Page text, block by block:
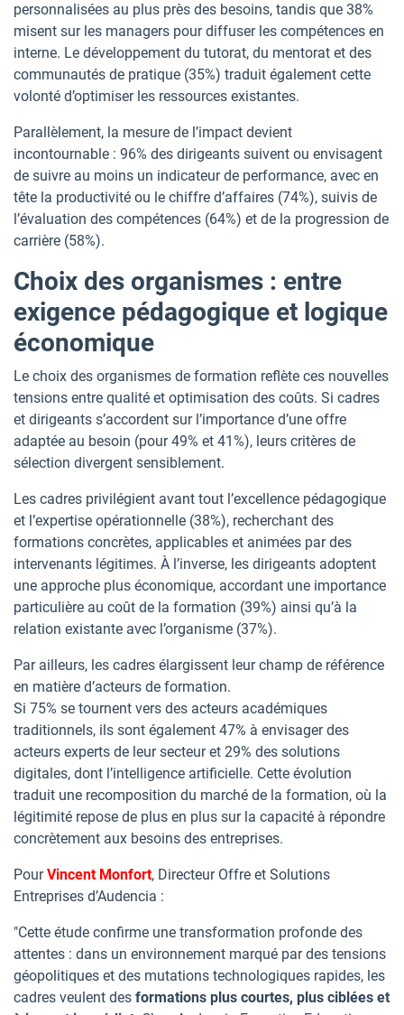
personnalisées au plus près des besoins, tandis que 38%
misent sur les managers pour diffuser les compétences en
interne. Le développement du tutorat, du mentorat et des
communautés de pratique (35%) traduit également cette
volonté d’optimiser les ressources existantes.
Parallèlement, la mesure de l’impact devient
incontournable : 96% des dirigeants suivent ou envisagent
de suivre au moins un indicateur de performance, avec en
tête la productivité ou le chiffre d’affaires (74%), suivis de
l’évaluation des compétences (64%) et de la progression de
carrière (58%).
Choix des organismes : entre
exigence pédagogique et logique
économique
Le choix des organismes de formation reflète ces nouvelles
tensions entre qualité et optimisation des coûts. Si cadres
et dirigeants s’accordent sur l’importance d’une offre
adaptée au besoin (pour 49% et 41%), leurs critères de
sélection divergent sensiblement.
Les cadres privilégient avant tout l’excellence pédagogique
et l’expertise opérationnelle (38%), recherchant des
formations concrètes, applicables et animées par des
intervenants légitimes. À l’inverse, les dirigeants adoptent
une approche plus économique, accordant une importance
particulière au coût de la formation (39%) ainsi qu’à la
relation existante avec l’organisme (37%).
Par ailleurs, les cadres élargissent leur champ de référence
en matière d’acteurs de formation.
Si 75% se tournent vers des acteurs académiques
traditionnels, ils sont également 47% à envisager des
acteurs experts de leur secteur et 29% des solutions
digitales, dont l’intelligence artificielle. Cette évolution
traduit une recomposition du marché de la formation, où la
légitimité repose de plus en plus sur la capacité à répondre
concrètement aux besoins des entreprises.
PourVincent Monfort, Directeur Offre et Solutions
Entreprises d’Audencia :
"Cette étude confirme une transformation profonde des
attentes : dans un environnement marqué par des tensions
géopolitiques et des mutations technologiques rapides, les
cadres veulent des formations plus courtes, plus ciblées et